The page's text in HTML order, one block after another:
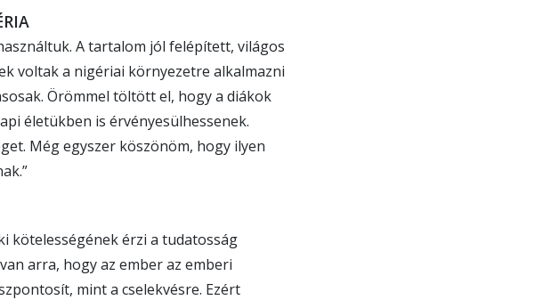
A tartalom jól felépített, világos
voltak a nigériai környezetre alkalmazni
Örömmel töltött el, hogy a diákok
életükben is érvényesülhessenek.
Még egyszer köszönöm, hogy ilyen
kötelességének érzi a tudatosság
arra, hogy az ember az emberi
mint a cselekvésre. Ezért